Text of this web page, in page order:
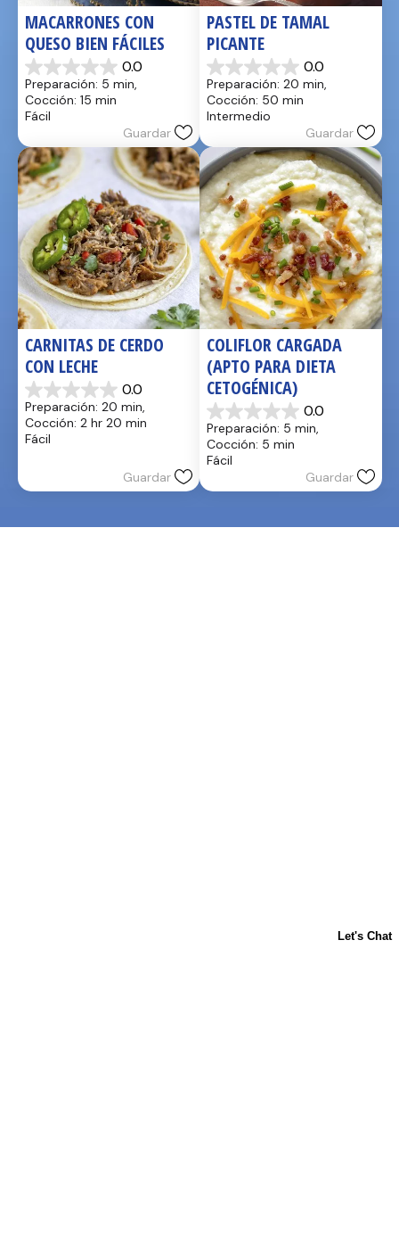
MACARRONES CON
QUESO BIEN FÁCILES
0.0
0.0
de
5
estrellas.
Preparación: 5 min,
Cocción: 15 min
Fácil
Guardar
PASTEL DE TAMAL
PICANTE
0.0
0.0
de
5
estrellas.
Preparación: 20 min,
Cocción: 50 min
Intermedio
Guardar
CARNITAS DE CERDO
CON LECHE
0.0
0.0
de
5
estrellas.
Preparación: 20 min,
Cocción: 2 hr 20 min
Fácil
Guardar
COLIFLOR CARGADA
(APTO PARA DIETA
CETOGÉNICA)
0.0
0.0
de
5
estrellas.
Preparación: 5 min,
Cocción: 5 min
Fácil
Guardar